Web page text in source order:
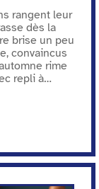
rangent leur
dès la
brise un peu
convaincus
rime
repli à…